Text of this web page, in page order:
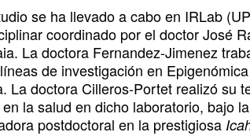
se ha llevado a cabo en IRLab
coordinado por el doctor José
La doctora Fernandez-Jimenez
de investigación en
La doctora Cilleros-Portet realizó su
la salud en dicho laboratorio, bajo
postdoctoral en la prestigiosa